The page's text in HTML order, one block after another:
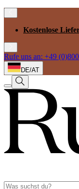
Kostenlose
Rufe uns an: +49
DE/AT